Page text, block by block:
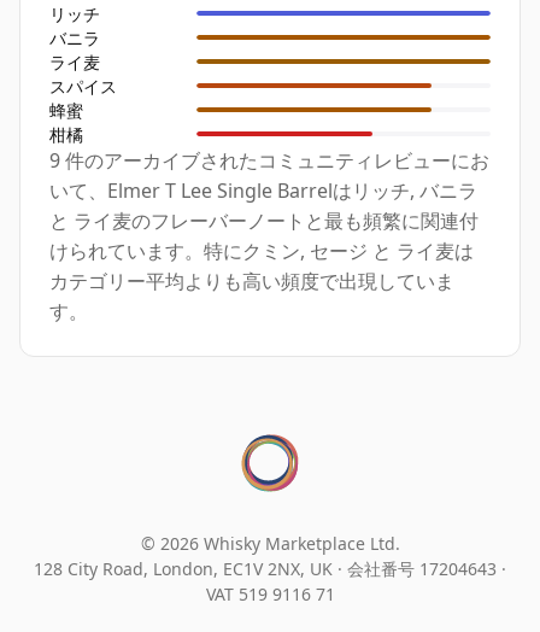
リッチ
バニラ
ライ麦
スパイス
蜂蜜
柑橘
9 件のアーカイブされたコミュニティレビューにお
いて、Elmer T Lee Single Barrelはリッチ, バニラ
と ライ麦のフレーバーノートと最も頻繁に関連付
けられています。特にクミン, セージ と ライ麦は
カテゴリー平均よりも高い頻度で出現していま
す。
© 2026 Whisky Marketplace Ltd.
128 City Road, London, EC1V 2NX, UK · 会社番号 17204643 ·
VAT 519 9116 71